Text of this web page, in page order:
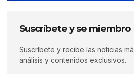
Suscríbete y se miembro
Suscríbete y recibe las noticias
análisis y contenidos exclusivos.